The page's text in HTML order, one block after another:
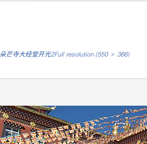
朵芒寺大经堂开光2Full resolution (550 × 366)